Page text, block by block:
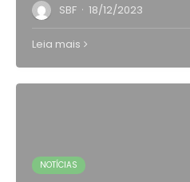
SBF · 18/12/2023
Leia mais
NOTÍCIAS